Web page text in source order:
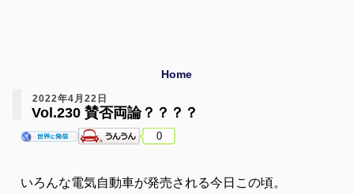
Home
2022年4月22日
Vol.230 賛否両論？？？？
0
いろんな電気自動車が発売される今日この頃。